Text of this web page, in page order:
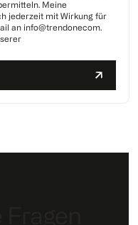
Meine
jederzeit mit Wirkung für
an info@trendonecom.